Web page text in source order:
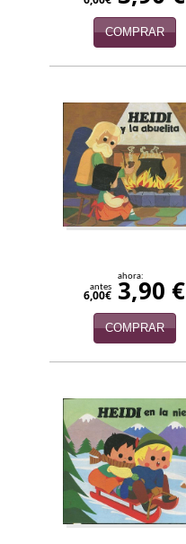
Novela Extranjera
Novela negra
Novela romántica
Otros idiomas
Papás, Mamás, Bebés...
Papás, Mamás, Bebés…
Psicología. Educación
Religión
COMPRAR
antes
6,00€
ahora:
3,90 €
COMPRAR